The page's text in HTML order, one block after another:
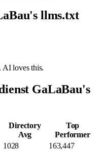
llms.txt
loves this.
GaLaBau's
Directory
Avg
Top
Performer
1028
163,447